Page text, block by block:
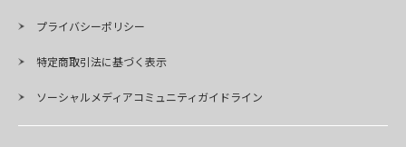
プライバシーポリシー
特定商取引法に基づく表示
ソーシャルメディアコミュニティガイドライン